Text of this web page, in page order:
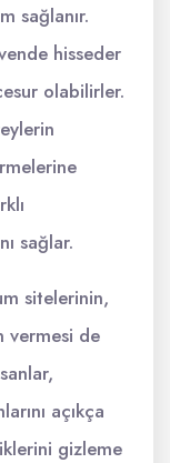
sağlanır.
hisseder
olabilirler.
sağlar.
sitelerinin,
vermesi de
açıkça
gizleme